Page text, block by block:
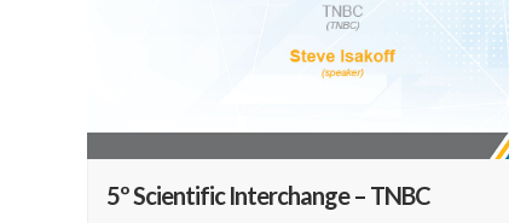
5º Scientific Interchange – TNBC